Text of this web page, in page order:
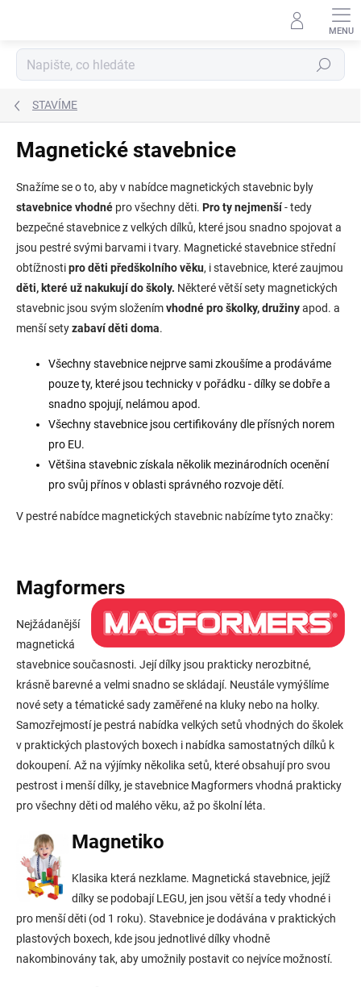
Hledat
STAVÍME
Magnetické stavebnice
Snažíme se o to, aby v nabídce magnetických stavebnic byly
stavebnice vhodné pro všechny děti. Pro ty nejmenší- tedy
bezpečné stavebnice z velkých dílků, které jsou snadno spojovat a
jsou pestré svými barvami i tvary. Magnetické stavebnice střední
obtížnostipro děti předškolního věku, i stavebnice, které zaujmou
děti, které už nakukují do školy. Některé větší sety magnetických
stavebnic jsou svým složenímvhodné pro školky, družinyapod. a
menší setyzabaví děti doma.
Všechny stavebnice nejprve sami zkoušíme a prodáváme
pouze ty, které jsou technicky v pořádku - dílky se dobře a
snadno spojují, nelámou apod.
Všechny stavebnice jsou certifikovány dle přísných norem
pro EU.
Většina stavebnic získala několik mezinárodních ocenění
pro svůj přínos v oblasti správného rozvoje dětí.
V pestré nabídce magnetických stavebnic nabízíme tyto značky:
Magformers
Nejžádanější
magnetická
stavebnice současnosti. Její dílky jsou prakticky nerozbitné,
krásně barevné a velmi snadno se skládají. Neustále vymýšlíme
nové sety a tématické sady zaměřené na kluky nebo na holky.
Samozřejmostí je pestrá nabídka velkých setů vhodných do školek
v praktických plastových boxech i nabídka samostatných dílků k
dokoupení. Až na výjímky několika setů, které obsahují pro svou
pestrost i menší dílky, je stavebnice Magformers vhodná prakticky
pro všechny děti od malého věku, až po školní léta.
Magnetiko
Klasika která nezklame. Magnetická stavebnice, jejíž
dílky se podobají LEGU, jen jsou větší a tedy vhodné i
pro menší děti (od 1 roku). Stavebnice je dodávána v praktických
plastových boxech, kde jsou jednotlivé dílky vhodně
nakombinovány tak, aby umožnily postavit co nejvíce možností.